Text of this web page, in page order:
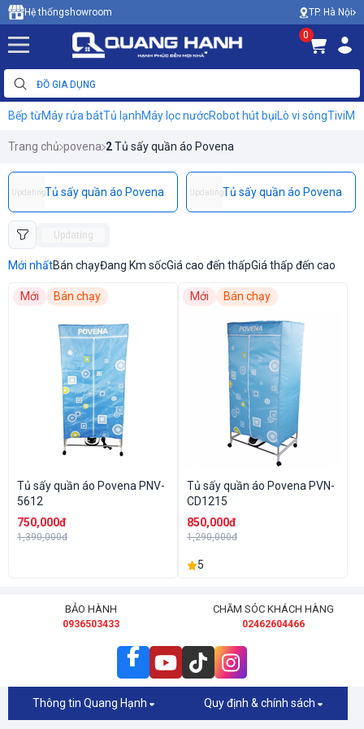
Hệ thốngshowroom TP. Hà Nội
0
Bếp từMáy rửa bátTủ lạnhMáy lọc nướcRobot hút bụiLò vi sóngTivi
Trang chủ povena 2Tủ sấy quần áo Povena
UpdatingTủ sấy quần áo Povena UpdatingTủ sấy quần áo Povena
Updating
Mới nhấtBán chạyĐang Km sốcGiá cao đến thấpGiá thấp đến cao
Mới Bán chạy
Tủ sấy quần áo Povena PNV-
5612
750,000đ
1,390,000đ
Mới Bán chạy
Tủ sấy quần áo Povena PVN-
CD1215
850,000đ
1,290,000đ
5
BẢO HÀNH
0936503433
CHĂM SÓC KHÁCH HÀNG
02462604466
Thông tin Quang Hạnh Quy định & chính sách